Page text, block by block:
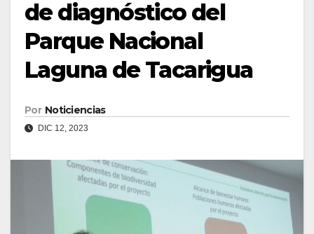
de diagnóstico del
Parque Nacional
Laguna de Tacarigua
Por Noticiencias
DIC 12, 2023